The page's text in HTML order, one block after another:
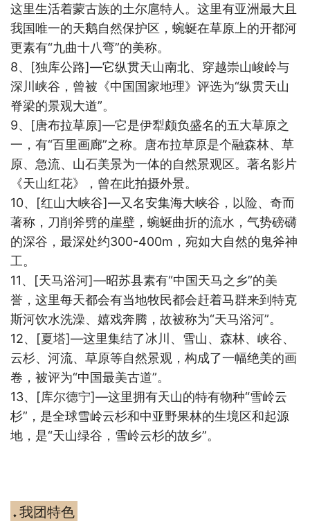
这里生活着蒙古族的土尔扈特人。这里有亚洲最大且
我国唯一的天鹅自然保护区，蜿蜒在草原上的开都河
更素有“九曲十八弯”的美称。
8、 [独库公路]—它纵贯天山南北、穿越崇山峻岭与
深川峡谷，曾被《中国国家地理》评选为“纵贯天山
脊梁的景观大道”。
9、 [唐布拉草原]—它是伊犁颇负盛名的五大草原之
一，有“百里画廊”之称。唐布拉草原是个融森林、草
原、急流、山石美景为一体的自然景观区。著名影片
《天山红花》，曾在此拍摄外景。
10、 [红山大峡谷]—又名安集海大峡谷，以险、奇而
著称，刀削斧劈的崖壁，蜿蜒曲折的流水，气势磅礴
的深谷，最深处约300-400m ，宛如大自然的鬼斧神
工。
11、 [天马浴河]—昭苏县素有“中国天马之乡”的美
誉，这里每天都会有当地牧民都会赶着马群来到特克
斯河饮水洗澡、嬉戏奔腾，故被称为“天马浴河”。
12、 [夏塔]—这里集结了冰川、雪山、森林、峡谷、
云杉、河流、草原等自然景观，构成了一幅绝美的画
卷，被评为“中国最美古道”。
13、 [库尔德宁]—这里拥有天山的特有物种“雪岭云
杉”，是全球雪岭云杉和中亚野果林的生境区和起源
地，是“天山绿谷，雪岭云杉的故乡”。
◆ 我团特色